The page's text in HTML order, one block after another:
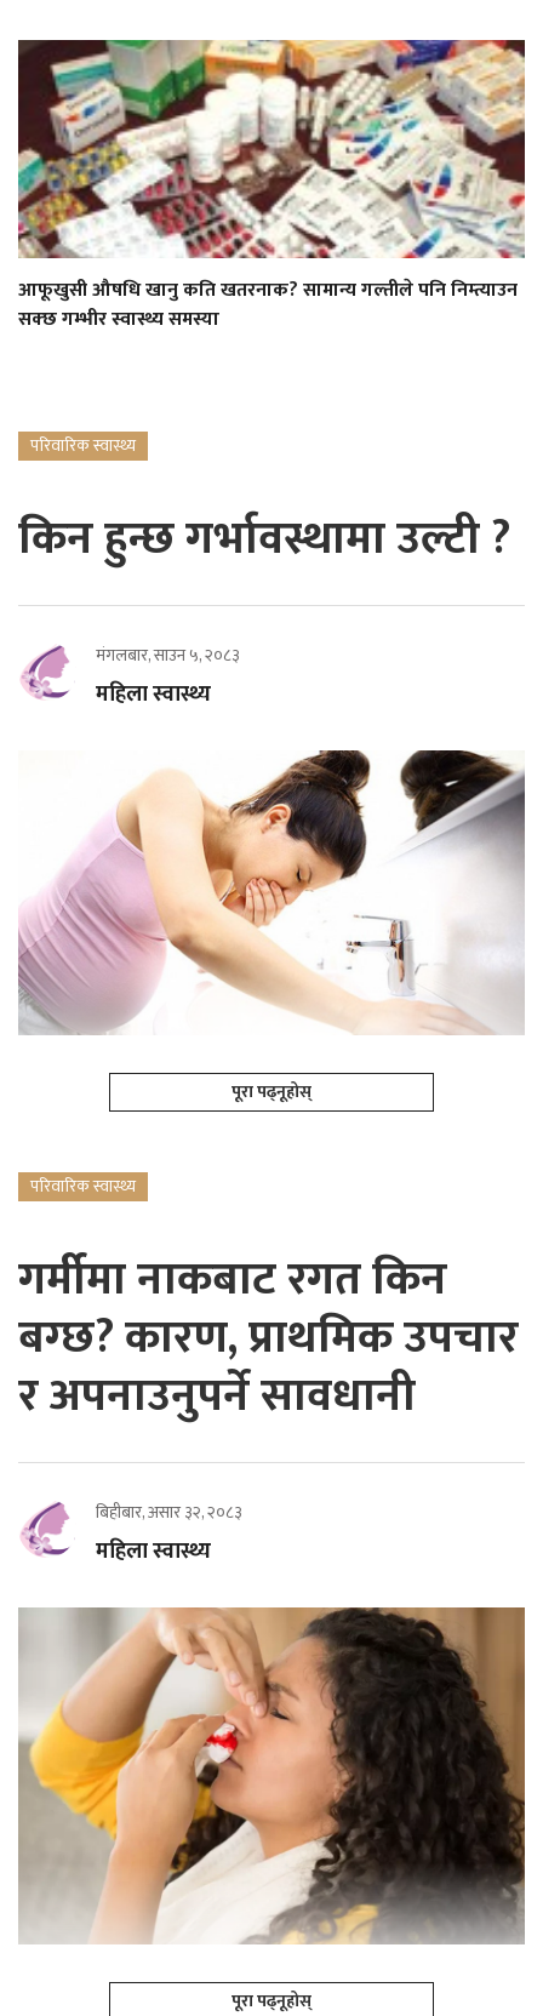
आफूखुसी औषधि खानु कति खतरनाक? सामान्य गल्तीले पनि निम्त्याउन
सक्छ गम्भीर स्वास्थ्य समस्या
परिवारिक स्वास्थ्य
किन हुन्छ गर्भावस्थामा उल्टी ?
मंगलबार, साउन ५, २०८३
महिला स्वास्थ्य
पूरा पढ्नूहोस्
परिवारिक स्वास्थ्य
गर्मीमा नाकबाट रगत किन
बग्छ? कारण, प्राथमिक उपचार
र अपनाउनुपर्ने सावधानी
बिहीबार, असार ३२, २०८३
महिला स्वास्थ्य
पूरा पढ्नूहोस्